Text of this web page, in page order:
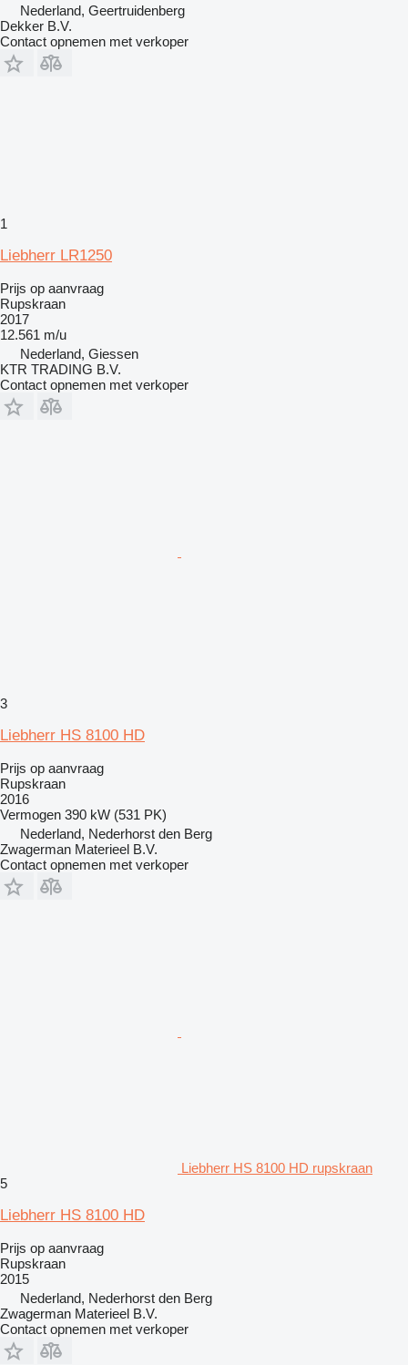
Nederland, Geertruidenberg
Dekker B.V.
Contact opnemen met verkoper
1
Liebherr LR1250
Prijs op aanvraag
Rupskraan
2017
12.561 m/u
Nederland, Giessen
KTR TRADING B.V.
Contact opnemen met verkoper
3
Liebherr HS 8100 HD
Prijs op aanvraag
Rupskraan
2016
Vermogen 390 kW (531 PK)
Nederland, Nederhorst den Berg
Zwagerman Materieel B.V.
Contact opnemen met verkoper
Liebherr HS 8100 HD rupskraan
5
Liebherr HS 8100 HD
Prijs op aanvraag
Rupskraan
2015
Nederland, Nederhorst den Berg
Zwagerman Materieel B.V.
Contact opnemen met verkoper